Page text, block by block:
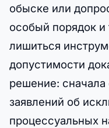
обыске или
особый порядок
лишиться
допустимости
решение: сначала
заявлений об
процессуальных